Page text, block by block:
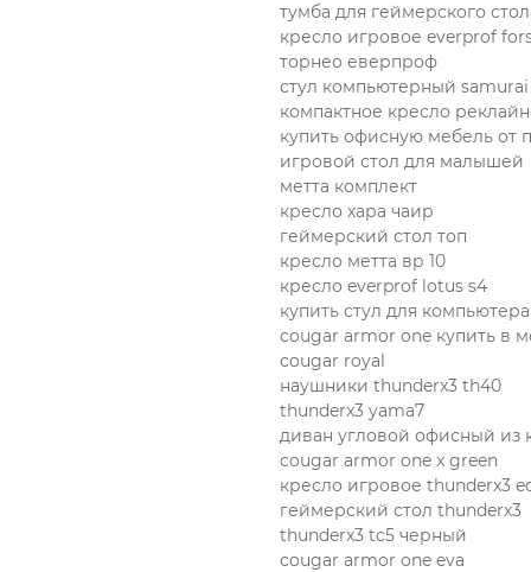
тумба для геймерского
кресло игровое everprof
торнео еверпроф
стул компьютерный samurai
компактное кресло
купить офисную мебель от
игровой стол для малышей
метта комплект
кресло хара чаир
геймерский стол топ
кресло метта вр 10
кресло everprof lotus s4
купить стул для
cougar armor one купить в
cougar royal
наушники thunderx3 th40
thunderx3 yama7
диван угловой офисный из
cougar armor one x green
кресло игровое thunderx3
геймерский стол thunderx3
thunderx3 tc5 черный
cougar armor one eva